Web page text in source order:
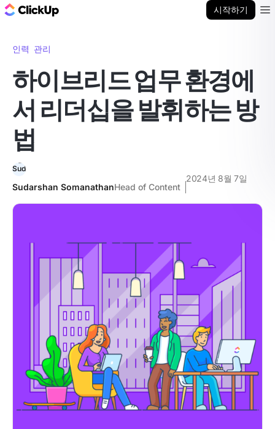
시작하기
인력 관리
하이브리드 업무 환경에
서 리더십을 발휘하는 방
법
Sudarshan SomanathanHead of Content
2024년 8월 7일